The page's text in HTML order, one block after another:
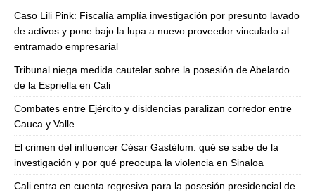
Caso Lili Pink: Fiscalía amplía investigación por presunto lavado
de activos y pone bajo la lupa a nuevo proveedor vinculado al
entramado empresarial
Tribunal niega medida cautelar sobre la posesión de Abelardo
de la Espriella en Cali
Combates entre Ejército y disidencias paralizan corredor entre
Cauca y Valle
El crimen del influencer César Gastélum: qué se sabe de la
investigación y por qué preocupa la violencia en Sinaloa
Cali entra en cuenta regresiva para la posesión presidencial de